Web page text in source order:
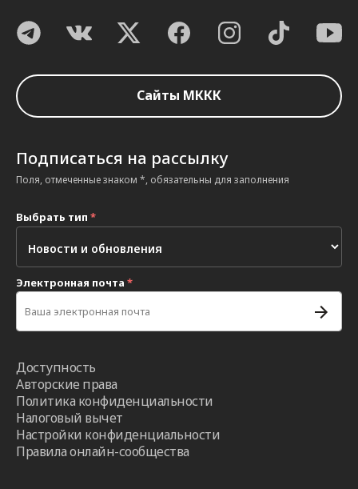
Сайты МККК
Подписаться на рассылку
Поля, отмеченные знаком *, обязательны для заполнения
Выбрать тип *
Электронная почта *
Доступность
Авторские права
Политика конфиденциальности
Налоговый вычет
Настройки конфиденциальности
Правила онлайн-сообщества